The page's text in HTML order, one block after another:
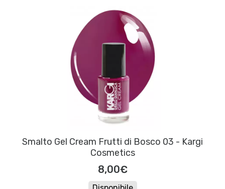
Smalto Gel Cream Frutti di Bosco 03 - Kargi
Cosmetics
8,00€